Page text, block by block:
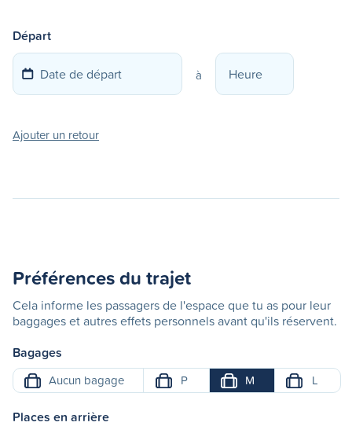
Départ
à
Ajouter un retour
Préférences du trajet
Cela informe les passagers de l'espace que tu as pour leur
baggages et autres effets personnels avant qu'ils réservent.
Bagages
Aucun bagage P M L
Places en arrière